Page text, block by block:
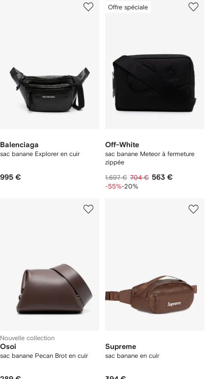
Balenciaga
sac banane Explorer en cuir
995 €
Offre spéciale
Off-White
sac banane Meteor à fermeture
zippée
1.697 € 704 € 563 €
-55%-20%
Nouvelle collection
Osoi
sac banane Pecan Brot en cuir
Supreme
sac banane en cuir